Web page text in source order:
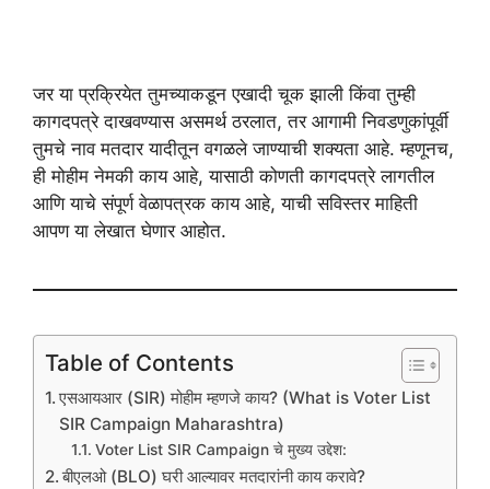
जर या प्रक्रियेत तुमच्याकडून एखादी चूक झाली किंवा तुम्ही
कागदपत्रे दाखवण्यास असमर्थ ठरलात, तर आगामी निवडणुकांपूर्वी
तुमचे नाव मतदार यादीतून वगळले जाण्याची शक्यता आहे. म्हणूनच,
ही मोहीम नेमकी काय आहे, यासाठी कोणती कागदपत्रे लागतील
आणि याचे संपूर्ण वेळापत्रक काय आहे, याची सविस्तर माहिती
आपण या लेखात घेणार आहोत.
Table of Contents
एसआयआर (SIR) मोहीम म्हणजे काय? (What is Voter List
SIR Campaign Maharashtra)
Voter List SIR Campaign चे मुख्य उद्देश:
बीएलओ (BLO) घरी आल्यावर मतदारांनी काय करावे?